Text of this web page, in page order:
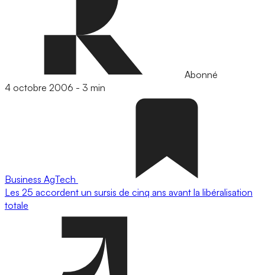
Abonné
4 octobre 2006 - 3 min
Business AgTech
Les 25 accordent un sursis de cinq ans avant la libéralisation
totale